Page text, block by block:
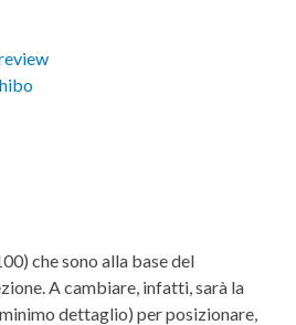
che sono alla base del
A cambiare, infatti, sarà la
dettaglio) per posizionare,